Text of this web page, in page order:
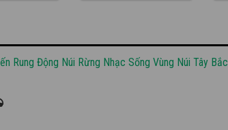
Rung Động Núi Rừng Nhạc Sống Vùng Núi Tây Bắc